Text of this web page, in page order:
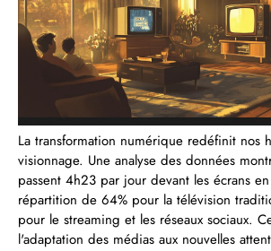
La transformation numérique redéfinit nos
visionnage. Une analyse des données
passent 4h23 par jour devant les écrans
répartition de 64% pour la télévision
pour le streaming et les réseaux sociaux.
l'adaptation des médias aux nouvelles